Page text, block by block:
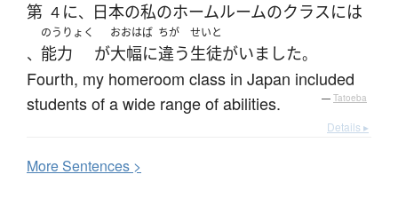
第 ４ に、 日本の私のホームルームのクラスには
、
のうりょく
能力 が
おおはば
大幅に
ちが
違う
せいと
生徒がいました。
Fourth, my homeroom class in Japan included
students of a wide range of abilities.
— Tatoeba
Details ▸
MoreSentences >